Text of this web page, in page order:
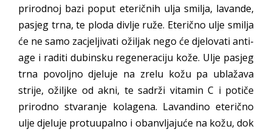
prirodnoj bazi poput eteričnih ulja smilja, lavande,
pasjeg trna, te ploda divlje ruže. Eterično ulje smilja
će ne samo zacjeljivati ožiljak nego će djelovati anti-
age i raditi dubinsku regeneraciju kože. Ulje pasjeg
trna povoljno djeluje na zrelu kožu pa ublažava
strije, ožiljke od akni, te sadrži vitamin C i potiče
prirodno stvaranje kolagena. Lavandino eterično
ulje djeluje protuupalno i obanvljajuće na kožu, dok